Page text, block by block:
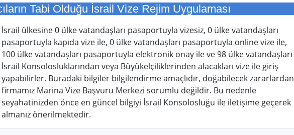
Tabi Olduğu İsrail Vize Rejim Uygulaması
İsrail ülkesine 0 ülke vatandaşları pasaportuyla vizesiz, 0 ülke vatandaşları
pasaportuyla kapıda vize ile, 0 ülke vatandaşları pasaportuyla online vize ile,
100 ülke vatandaşları pasaportuyla elektronik onay ile ve 98 ülke vatandaşları
İsrail Konsolosluklarından veya Büyükelçiliklerinden alacakları vize ile giriş
yapabilirler. Buradaki bilgiler bilgilendirme amaçlıdır, doğabilecek zararlardan
firmamız Marina Vize Başvuru Merkezi sorumlu değildir. Bu nedenle
seyahatinizden önce en güncel bilgiyi İsrail Konsolosluğu ile iletişime geçerek
almanız önerilmektedir.